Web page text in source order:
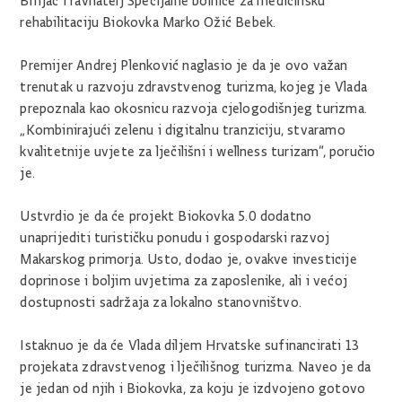
rehabilitaciju Biokovka Marko Ožić Bebek.
Premijer Andrej Plenković naglasio je da je ovo važan
trenutak u razvoju zdravstvenog turizma, kojeg je Vlada
prepoznala kao okosnicu razvoja cjelogodišnjeg turizma.
„Kombinirajući zelenu i digitalnu tranziciju, stvaramo
kvalitetnije uvjete za lječilišni i wellness turizam“, poručio
je.
Ustvrdio je da će projekt Biokovka 5.0 dodatno
unaprijediti turističku ponudu i gospodarski razvoj
Makarskog primorja. Usto, dodao je, ovakve investicije
doprinose i boljim uvjetima za zaposlenike, ali i većoj
dostupnosti sadržaja za lokalno stanovništvo.
Istaknuo je da će Vlada diljem Hrvatske sufinancirati 13
projekata zdravstvenog i lječilišnog turizma. Naveo je da
je jedan od njih i Biokovka, za koju je izdvojeno gotovo